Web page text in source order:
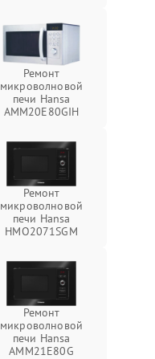
Ремонт
микроволновой
печи Hansa
AMM20E80GIH
Ремонт
микроволновой
печи Hansa
HMO2071SGM
Ремонт
микроволновой
печи Hansa
AMM21E80G